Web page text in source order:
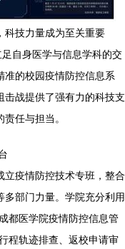
科技力量成为至关重要
自身医学与信息学科的交
准的校园疫情防控信息系
战提供了强有力的科技支
任与担当。
疫情防控技术专班，整合
部门力量。学院充分利用
都医学院疫情防控信息管
程轨迹排查、返校申请审